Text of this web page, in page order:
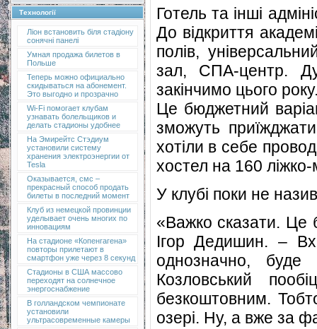
Технології
Ліон встановить біля стадіону
сонячні панелі
Умная продажа билетов в
Польше
Теперь можно официально
скидываться на абонемент.
Это выгодно и прозрачно
Wi-Fi помогает клубам
узнавать болельщиков и
делать стадионы удобнее
На Эмирейтс Стэдиум
установили систему
хранения электроэнергии от
Tesla
Оказывается, смс –
прекрасный способ продать
билеты в последний момент
Клуб из немецкой провинции
уделывает очень многих по
инновациям
На стадионе «Копенгагена»
повторы прилетают в
смартфон уже через 8 секунд
Стадионы в США массово
переходят на солнечное
энергоснабжение
В голландском чемпионате
установили
ультрасовременные камеры
Готель та інші
До відкриття
полів,
зал, СПА-центр.
закінчимо цього
Це бюджетний
зможуть
хотіли в себе
хостел на 160
У клубі поки не
«Важко сказати. Це
Ігор Дедишин. –
однозначно,
Козловський
безкоштовним.
озері. Ну, а вже за